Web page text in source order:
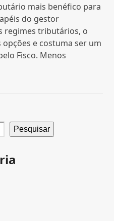
mais benéfico para
do gestor
regimes tributários, o
e costuma ser um
Fisco. Menos
Pesquisar